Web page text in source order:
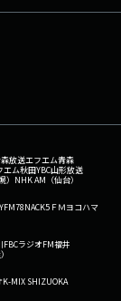
放送エフエム青森
エム秋田YBC山形放送
） NHK AM（仙台）
NACK5 ＦＭヨコハマ
FBCラジオFM福井
K-MIX SHIZUOKA